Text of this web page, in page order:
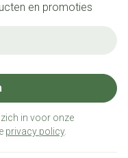
en promoties
in voor onze
privacy policy.